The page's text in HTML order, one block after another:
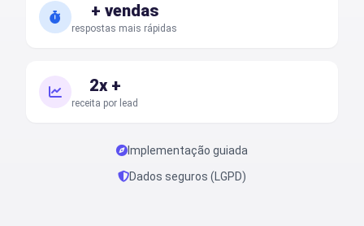
+ vendas
respostas mais rápidas
2x +
receita por lead
Implementação guiada
Dados seguros (LGPD)